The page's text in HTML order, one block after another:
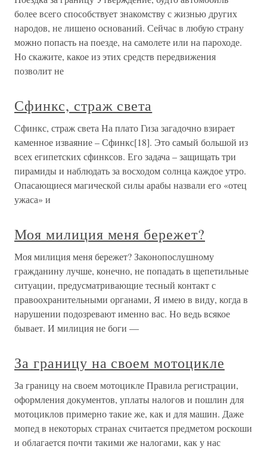
более всего способствует знакомству с жизнью других
народов, не лишено оснований. Сейчас в любую страну
можно попасть на поезде, на самолете или на пароходе.
Но скажите, какое из этих средств передвижения
позволит не
Сфинкс, страж света
Сфинкс, страж света На плато Гиза загадочно взирает
каменное изваяние – Сфинкс[18]. Это самый большой из
всех египетских сфинксов. Его задача – защищать три
пирамиды и наблюдать за восходом солнца каждое утро.
Опасающиеся магической силы арабы назвали его «отец
ужаса» и
Моя милиция меня бережет?
Моя милиция меня бережет? Законопослушному
гражданину лучше, конечно, не попадать в щепетильные
ситуации, предусматривающие тесный контакт с
правоохранительными органами, Я имею в виду, когда в
нарушении подозревают именно вас. Но ведь всякое
бывает. И милиция не боги —
За границу на своем мотоцикле
За границу на своем мотоцикле Правила регистрации,
оформления документов, уплаты налогов и пошлин для
мотоциклов примерно такие же, как и для машин. Даже
мопед в некоторых странах считается предметом роскоши
и облагается почти такими же налогами, как у нас